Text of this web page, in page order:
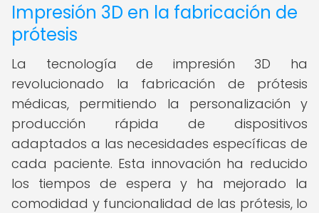
Impresión 3D en la fabricación de
prótesis
La tecnología de impresión 3D ha
revolucionado la fabricación de prótesis
médicas, permitiendo la personalización y
producción rápida de dispositivos
adaptados a las necesidades específicas de
cada paciente. Esta innovación ha reducido
los tiempos de espera y ha mejorado la
comodidad y funcionalidad de las prótesis, lo